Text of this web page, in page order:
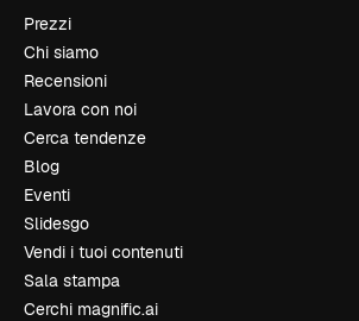
Prezzi
Chi siamo
Recensioni
Lavora con noi
Cerca tendenze
Blog
Eventi
Slidesgo
Vendi i tuoi contenuti
Sala stampa
Cerchi magnific.ai